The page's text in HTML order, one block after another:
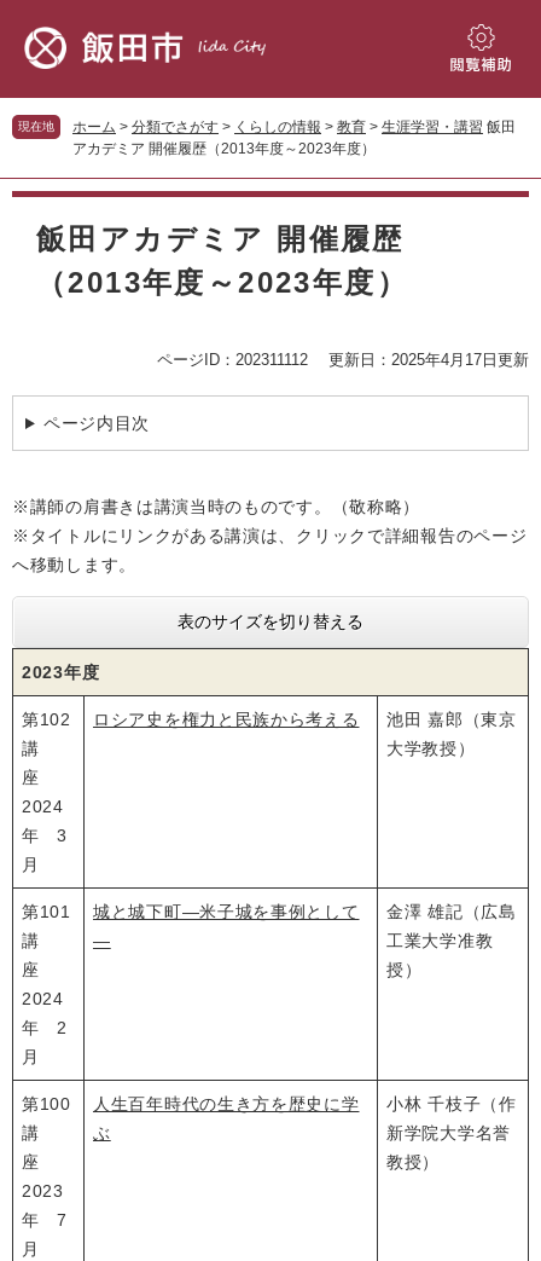
先
頭
す。
を
飛
し
閲
補
現在地 ホーム > 分類でさがす > くらしの情報 > 教育 > 生涯学習・講習 飯田
アカデミア 開催履歴（2013年度～2023年度）
本
飯田アカデミア 開催履歴
（2013年度～2023年度）
ページID：202311112 更新日：2025年4月17日更新
ページ内目次
※講師の肩書きは講演当時のものです。（敬称略）
※タイトルにリンクがある講演は、クリックで詳細報告のページ
へ移動します。
表のサイズを切り替える
2023年度
第102
講
座
2024
年 3
月
ロシア史を権力と民族から考える
池田 嘉郎（東京
大学教授）
第101
講
座
2024
年 2
月
城と城下町―米子城を事例として
―
金澤 雄記（広島
工業大学准教
授）
第100
講
座
2023
年 7
月
人生百年時代の生き方を歴史に学
ぶ
小林 千枝子（作
新学院大学名誉
教授）